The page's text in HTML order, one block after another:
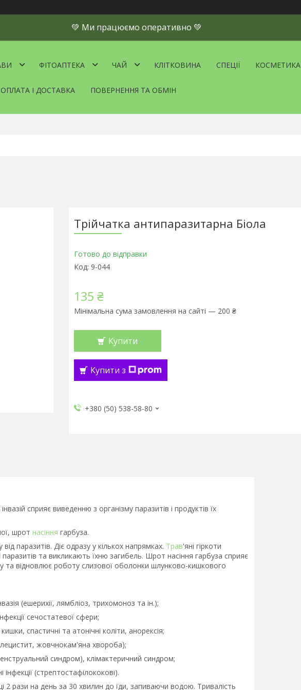
💚 Ми працюємо оперативно 💚
ФІТОАПТЕКА ЧАЙ КЛІТКОВИНА СПЕЦІЇ КОСМЕТИКА
ОПЛАТА І ДОСТАВКА ПОВЕРНЕННЯ ТА ОБМІН
Трійчатка антипаразитарна Біола
Готово до відправки
Код: 9-044
135 ₴
Мінімальна сума замовлення на сайті — 200 ₴
Купити
Купити з
+380 (50) 538-58-80
сприяє виведенню з організму паразитів і продуктів їх
шрот насіння гарбуза.
паразитів. Діє одразу у кількох напрямках. Трав'яні гіркоти
та викликають їхню загибель. Шрот насіння гарбуза сприяє
та відновлює роботу слизової оболонки шлунково-кишкового
(ешерихії, лямбліоз, трихомоноз та ін.);
сечостатевої сфери;
спастичні та атонічні коліти, анорексія;
жовчнокам'яна хвороба);
синдром), клімактеричний синдром;
інфекції (стрептостафілококові).
2 рази на день за 30 хвилин до їди, запиваючи водою. Тривалість